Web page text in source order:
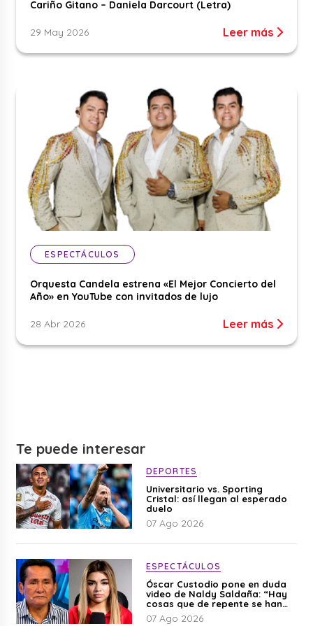
Cariño Gitano – Daniela Darcourt (Letra)
29 May 2026 Leer más
ESPECTÁCULOS
Orquesta Candela estrena «El Mejor Concierto del
Año» en YouTube con invitados de lujo
28 Abr 2026 Leer más
Te puede interesar
DEPORTES
Universitario vs. Sporting
Cristal: así llegan al esperado
duelo
07 Ago 2026
ESPECTÁCULOS
Óscar Custodio pone en duda
video de Naldy Saldaña: “Hay
cosas que de repente se han
editado”
07 Ago 2026